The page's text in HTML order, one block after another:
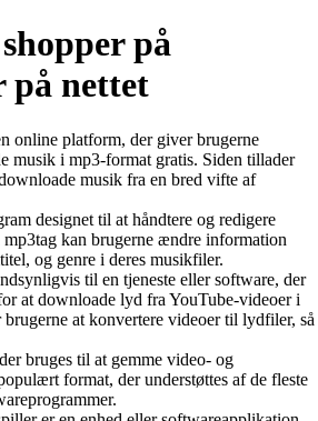
på
på nettet
online platform, der giver brugerne
musik i mp3-format gratis. Siden tillader
musik fra en bred vifte af
designet til at håndtere og redigere
kan brugerne ændre information
og genre i deres musikfiler.
til en tjeneste eller software, der
at downloade lyd fra YouTube-videoer i
at konvertere videoer til lydfiler, så
bruges til at gemme video- og
format, der understøttes af de fleste